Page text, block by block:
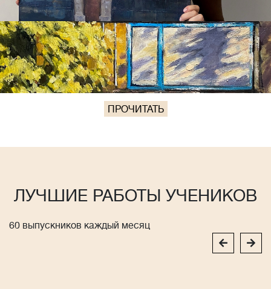
ПРОЧИТАТЬ
ЛУЧШИЕ РАБОТЫ УЧЕНИКОВ
60 выпускников каждый месяц